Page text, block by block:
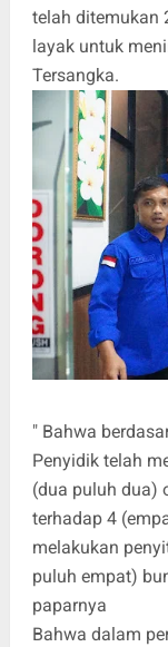
telah ditemukan
layak untuk
Tersangka.
" Bahwa
Penyidik telah
(dua puluh dua)
terhadap 4
melakukan
puluh empat)
paparnya
Bahwa dalam